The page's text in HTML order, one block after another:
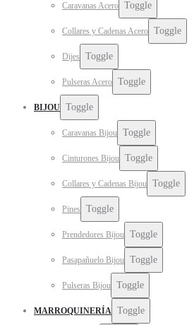
Caravanas Acero Toggle
Collares y Cadenas Acero Toggle
Dijes Toggle
Pulseras Acero Toggle
BIJOU Toggle
Caravanas Bijou Toggle
Cinturones Bijou Toggle
Collares y Cadenas Bijou Toggle
Pines Toggle
Prendedores Bijou Toggle
Pasapañuelo Bijou Toggle
Pulseras Bijou Toggle
MARROQUINERÍA Toggle